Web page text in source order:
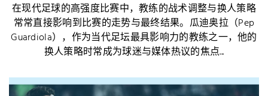
在现代足球的高强度比赛中，教练的战术调整与换人策略
常常直接影响到比赛的走势与最终结果。瓜迪奥拉（Pep
Guardiola），作为当代足坛最具影响力的教练之一，他的
换人策略时常成为球迷与媒体热议的焦点...